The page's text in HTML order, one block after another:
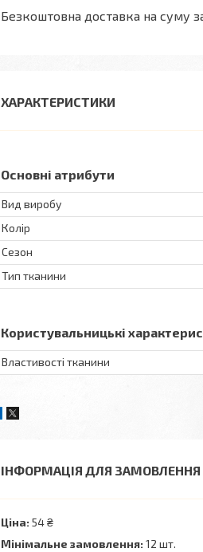
Безкоштовна доставка на суму
ХАРАКТЕРИСТИКИ
Основні атрибути
Вид виробу
Колір
Сезон
Тип тканини
Користувальницькі
Властивості тканини
ІНФОРМАЦІЯ ДЛЯ ЗАМОВЛЕННЯ
Ціна: 54 ₴
Мінімальне замовлення: 12 шт.